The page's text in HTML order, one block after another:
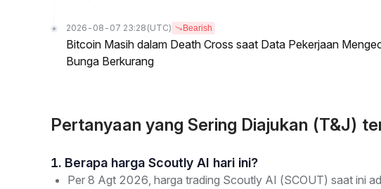
2026-08-07 23:28 (UTC) Bearish
Bitcoin Masih dalam Death Cross saat Data Pekerjaan
Bunga Berkurang
Pertanyaan yang Sering Diajukan (T&J)
1. Berapa harga Scoutly AI hari ini?
Per 8 Agt 2026, harga trading Scoutly AI (SCOUT) saat ini